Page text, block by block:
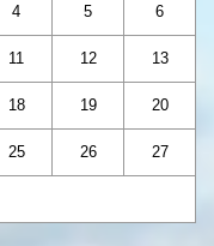
4 5 6
11 12 13
18 19 20
25 26 27